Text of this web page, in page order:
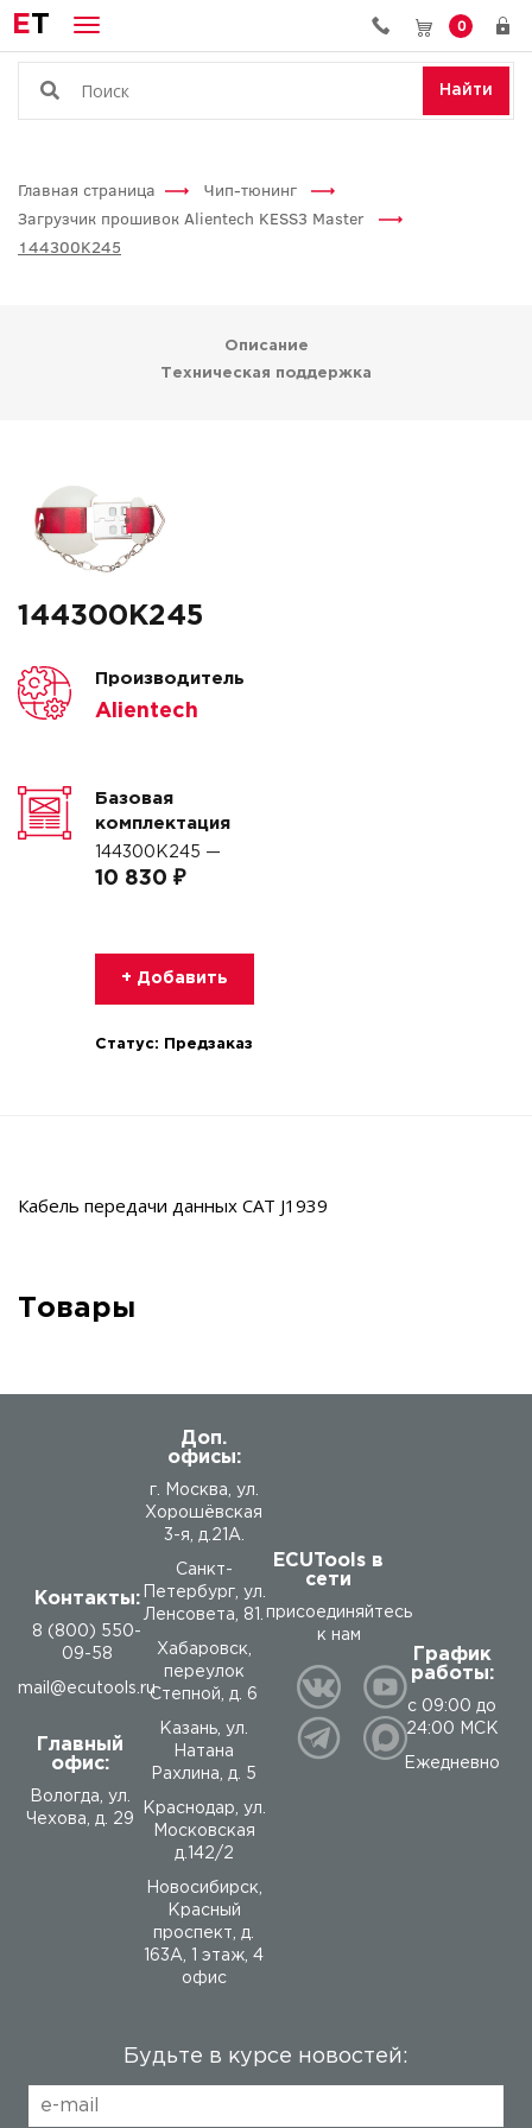
ET 0
Найти
Главная страница
Чип-тюнинг
Загрузчик прошивок Alientech KESS3 Master
144300K245
Описание
Техническая поддержка
144300K245
Производитель
Alientech
Базовая
комплектация
144300K245 —
10 830 ₽
+ Добавить
Статус: Предзаказ
Кабель передачи данных CAT J1939
Товары
Контакты:
8 (800) 550-
09-58
mail@ecutools.ru
Главный
офис:
Вологда, ул.
Чехова, д. 29
Доп.
офисы:
г. Москва, ул.
Хорошёвская
3-я, д.21А.
Санкт-
Петербург, ул.
Ленсовета, 81.
Хабаровск,
переулок
Степной, д. 6
Казань, ул.
Натана
Рахлина, д. 5
Краснодар, ул.
Московская
д.142/2
Новосибирск,
Красный
проспект, д.
163А, 1 этаж, 4
офис
ECUTools в
сети
присоединяйтесь
к нам
График
работы:
с 09:00 до
24:00 МСК
Ежедневно
Будьте в курсе новостей: